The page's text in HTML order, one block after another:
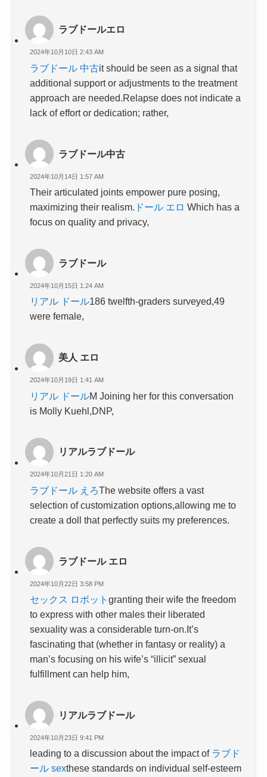
ラブドールエロ
2024年10月10日 2:43 AM
ラブドール 中古it should be seen as a signal that
additional support or adjustments to the treatment
approach are needed.Relapse does not indicate a
lack of effort or dedication; rather,
ラブドール中古
2024年10月14日 1:57 AM
Their articulated joints empower pure posing,
maximizing their realism. ドール エロ Which has a
focus on quality and privacy,
ラブドール
2024年10月15日 1:24 AM
リアル ドール186 twelfth-graders surveyed,49
were female,
美人 エロ
2024年10月19日 1:41 AM
リアル ドールM Joining her for this conversation
is Molly Kuehl,DNP,
リアルラブドール
2024年10月21日 1:20 AM
ラブドール えろThe website offers a vast
selection of customization options,allowing me to
create a doll that perfectly suits my preferences.
ラブドール エロ
2024年10月22日 3:58 PM
セックス ロボットgranting their wife the freedom
to express with other males their liberated
sexuality was a considerable turn-on.It’s
fascinating that (whether in fantasy or reality) a
man’s focusing on his wife’s “illicit” sexual
fulfillment can help him,
リアルラブドール
2024年10月23日 9:41 PM
leading to a discussion about the impact of ラブド
ール sexthese standards on individual self-esteem